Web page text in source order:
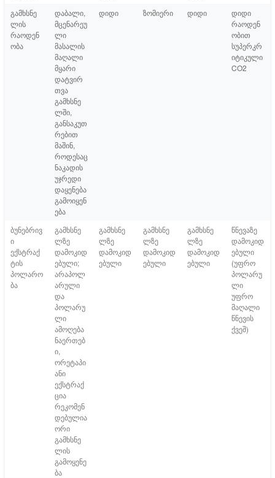
გამხსნე
ლის
რაოდენ
ობა
დაბალი,
მცენარეუ
ლი
მასალის
მაღალი
მყარი
დატვირ
თვა
გამხსნე
ლში,
განსაკუთ
რებით
მაშინ,
როდესაც
ნაკადის
უჯრედი
დაყენება
გამოიყენ
ება
დიდი ზომიერი დიდი
დიდი
რაოდენ
ობით
სუპერკრ
იტიკული
CO2
ბუნებრივ
ი
ექსტრაქ
ტის
პოლარო
ბა
გამხსნე
ლზე
დამოკიდ
ებული;
არაპოლ
არული
და
პოლარუ
ლი
ამოღება
ნაერთებ
ი,
ორეტაპი
ანი
ექსტრაქ
ცია
რეკომენ
დებულია
ორი
გამხსნე
ლის
გამოყენე
ბა
გამხსნე
ლზე
დამოკიდ
ებული
გამხსნე
ლზე
დამოკიდ
ებული
გამხსნე
ლზე
დამოკიდ
ებული
წნევაზე
დამოკიდ
ებული
(უფრო
პოლარუ
ლი
უფრო
მაღალი
წნევის
ქვეშ)